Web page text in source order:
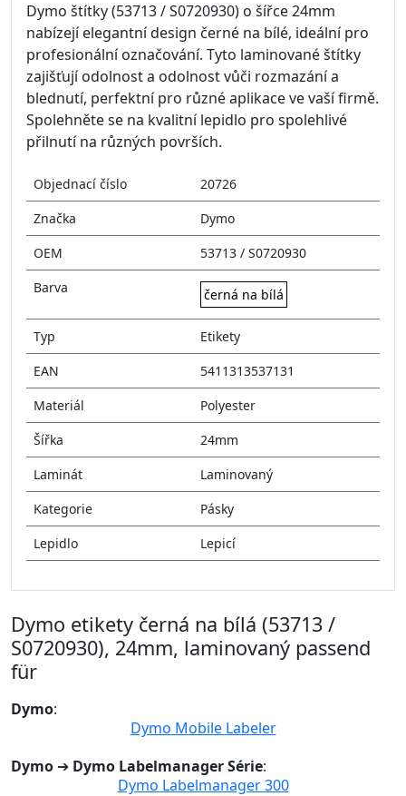
Dymo štítky (53713 / S0720930) o šířce 24mm
nabízejí elegantní design černé na bílé, ideální pro
profesionální označování. Tyto laminované štítky
zajišťují odolnost a odolnost vůči rozmazání a
blednutí, perfektní pro různé aplikace ve vaší firmě.
Spolehněte se na kvalitní lepidlo pro spolehlivé
přilnutí na různých površích.
Objednací číslo
20726
Značka
Dymo
OEM
53713 / S0720930
Barva
černá na bílá
Typ
Etikety
EAN
5411313537131
Materiál
Polyester
Šířka
24mm
Laminát
Laminovaný
Kategorie
Pásky
Lepidlo
Lepicí
Dymo etikety černá na bílá (53713 /
S0720930), 24mm, laminovaný passend
für
Dymo:
Dymo Mobile Labeler
Dymo ➔ Dymo Labelmanager Série:
Dymo Labelmanager 300